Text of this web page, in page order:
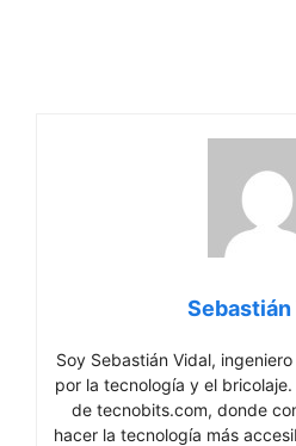
Sebastián
Soy Sebastián Vidal,
por la tecnología y el
de tecnobits.com, donde
hacer la tecnología más